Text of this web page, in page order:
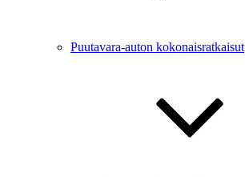
Puutavara-auton kokonaisratkaisut